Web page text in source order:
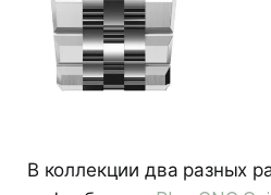
В коллекции два разных